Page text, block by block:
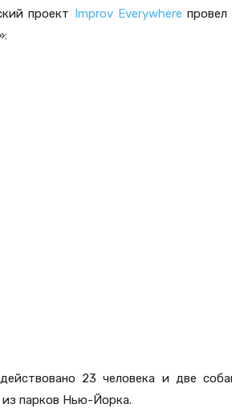
проект Improv Everywhere
23 человека и две
из парков Нью-Йорка.